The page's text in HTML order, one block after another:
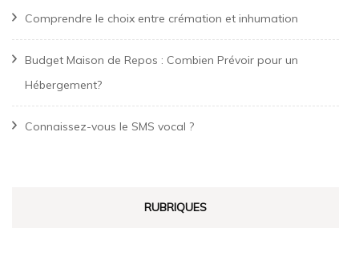
Comprendre le choix entre crémation et inhumation
Budget Maison de Repos : Combien Prévoir pour un
Hébergement?
Connaissez-vous le SMS vocal ?
RUBRIQUES